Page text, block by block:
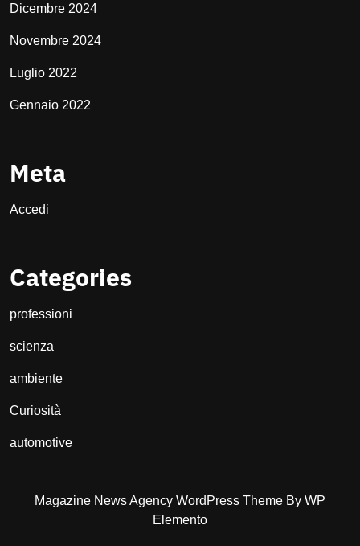
Dicembre 2024
Novembre 2024
Luglio 2022
Gennaio 2022
Meta
Accedi
Categories
professioni
scienza
ambiente
Curiosità
automotive
Magazine News Agency WordPress Theme By WP
Elemento